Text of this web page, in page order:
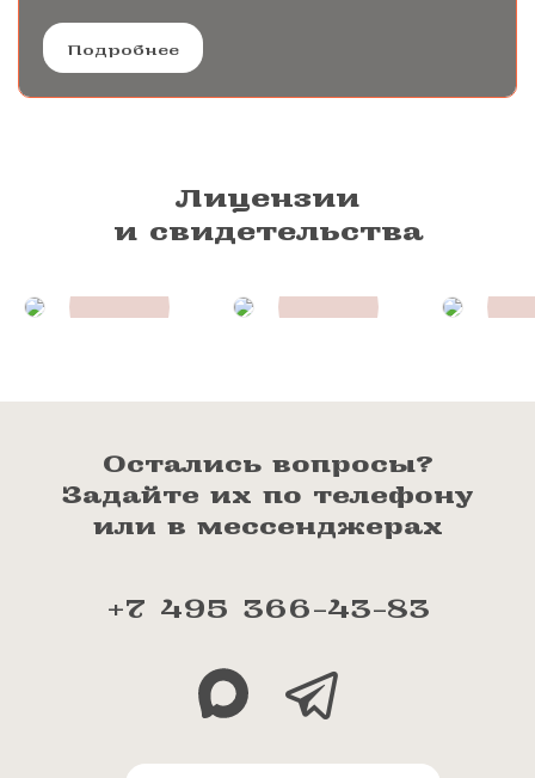
Подробнее
Лицензии
и свидетельства
Остались вопросы?
Задайте их по телефону
или в мессенджерах
+7 495 366-43-83